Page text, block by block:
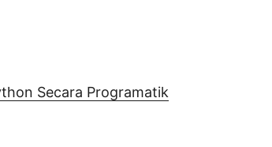
Secara Programatik